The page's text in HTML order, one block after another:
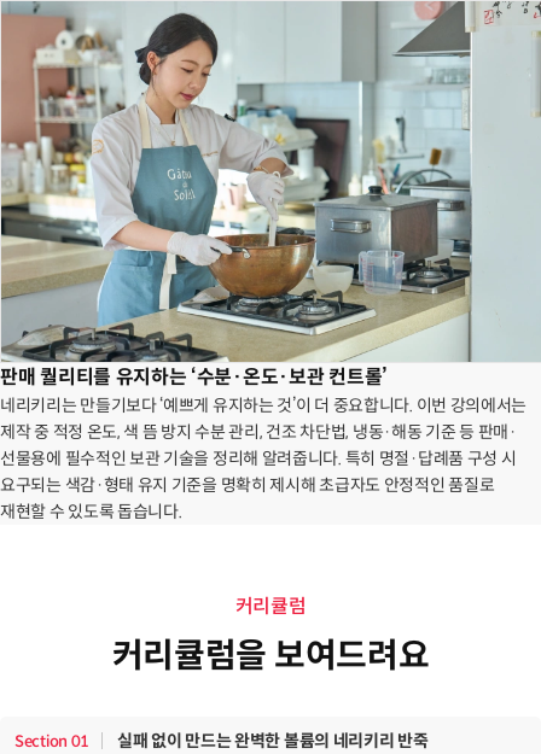
판매 퀄리티를 유지하는 ‘수분·온도·보관 컨트롤’
네리키리는 만들기보다 ‘예쁘게 유지하는 것’이 더 중요합니다. 이번 강의에서는
제작 중 적정 온도, 색 뜸 방지 수분 관리, 건조 차단법, 냉동·해동 기준 등 판매·
선물용에 필수적인 보관 기술을 정리해 알려줍니다. 특히 명절·답례품 구성 시
요구되는 색감·형태 유지 기준을 명확히 제시해 초급자도 안정적인 품질로
재현할 수 있도록 돕습니다.
커리큘럼
커리큘럼을 보여드려요
Section 01 실패 없이 만드는 완벽한 볼륨의 네리키리 반죽